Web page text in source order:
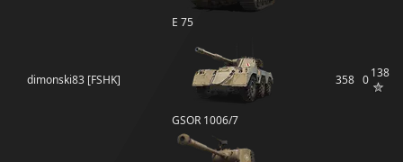
E 75
dimonski83 [FSHK]
GSOR 1006/7
358 0138